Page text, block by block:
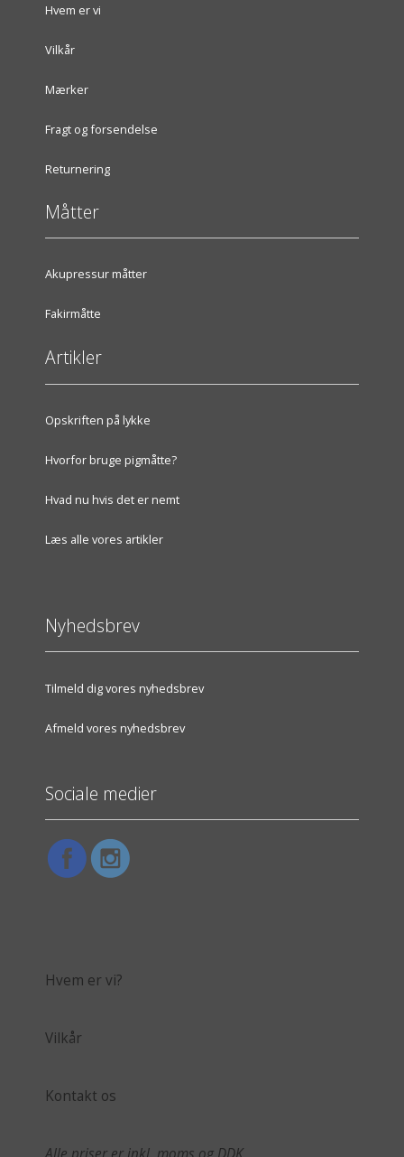
Hvem er vi
Vilkår
Mærker
Fragt og forsendelse
Returnering
Måtter
Akupressur måtter
Fakirmåtte
Artikler
Opskriften på lykke
Hvorfor bruge pigmåtte?
Hvad nu hvis det er nemt
Læs alle vores artikler
Nyhedsbrev
Tilmeld dig vores nyhedsbrev
Afmeld vores nyhedsbrev
Sociale medier
Hvem er vi?
Vilkår
Kontakt os